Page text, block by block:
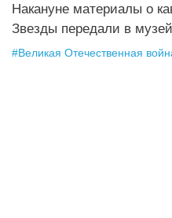
Накануне материалы о
Звезды передали в
#Великая Отечественная